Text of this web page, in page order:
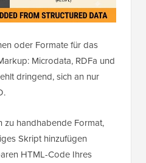
oder Formate für das
Microdata, RDFa und
dringend, sich an nur
zu handhabende Format,
Skript hinzufügen
HTML-Code Ihres